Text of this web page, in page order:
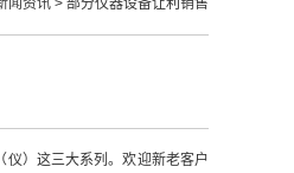
闻资讯 > 部分仪器设备让利销售
）这三大系列。欢迎新老客户